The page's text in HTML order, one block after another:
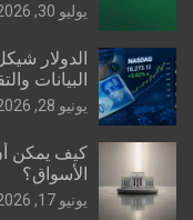
يوليو 30, 2026
الدولار
البيانات
يونيو 28, 2026
كيف يمكن
الأسواق؟
يونيو 17, 2026